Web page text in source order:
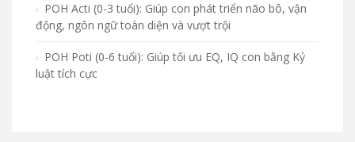
POH Acti (0-3 tuổi): Giúp con phát triển não bô, vận
động, ngôn ngữ toàn diện và vượt trội
POH Poti (0-6 tuổi): Giúp tối ưu EQ, IQ con bằng Kỷ
luật tích cực